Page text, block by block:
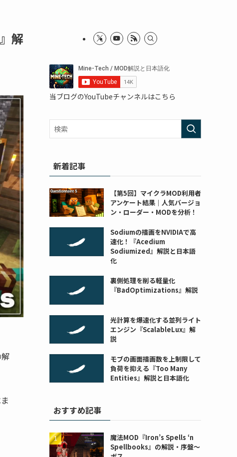
解
当ブログのYouTubeチャンネルはこちら
新着記事
【第5回】マイクラMOD利用者
アンケート結果｜人気バージョ
ン・ローダー・MODを分析！
Sodiumの描画をNVIDIAで高
速化！『Acedium
Sodiumized』解説と日本語
化
裏側処理を削る軽量化
『BadOptimizations』解説
光計算を爆速化する並列ライト
エンジン『ScalableLux』解
説
モブの画面描画数を上制限して
負荷を抑える『Too Many
Entities』解説と日本語化
おすすめ記事
魔法MOD『Iron’s Spells ‘n
Spellbooks』の解説・序盤～